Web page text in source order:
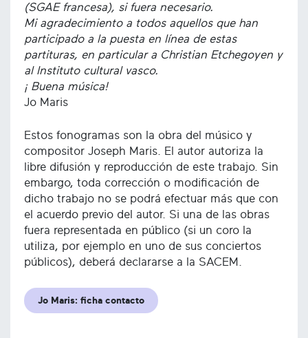
(SGAE francesa), si fuera necesario.
Mi agradecimiento a todos aquellos que han
participado a la puesta en línea de estas
partituras, en particular a Christian Etchegoyen y
al Instituto cultural vasco.
¡ Buena música!
Jo Maris
Estos fonogramas son la obra del músico y
compositor Joseph Maris. El autor autoriza la
libre difusión y reproducción de este trabajo. Sin
embargo, toda corrección o modificación de
dicho trabajo no se podrá efectuar más que con
el acuerdo previo del autor. Si una de las obras
fuera representada en público (si un coro la
utiliza, por ejemplo en uno de sus conciertos
públicos), deberá declararse a la SACEM.
Jo Maris: ficha contacto